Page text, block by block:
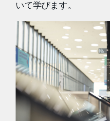
いて学びます。